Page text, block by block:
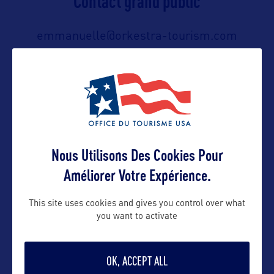
emmanuelle@orkestra-tourism.com
Suivre
Nous Utilisons Des Cookies Pour
Améliorer Votre Expérience.
This site uses cookies and gives you control over what
you want to activate
OK, ACCEPT ALL